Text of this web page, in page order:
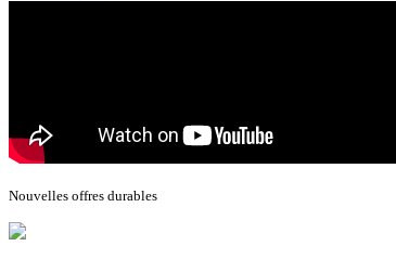
Nouvelles offres durables